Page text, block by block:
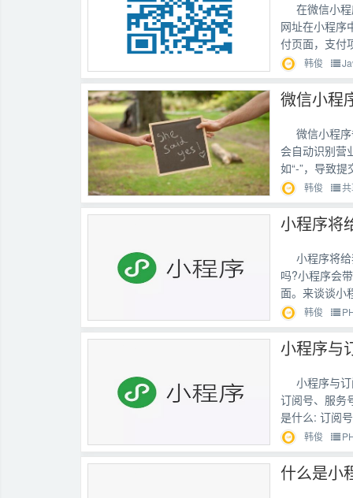
在微信小
网址在小程序
付页面，支付
韩俊
微信小程
微信小程
会自动识别营
如“-”，导致
韩俊
小程序将
小程序将
吗?小程序会
面。来谈谈小
韩俊
小程序与
小程序与
订阅号、服务
是什么: 订阅
韩俊
什么是小